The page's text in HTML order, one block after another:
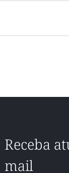
Receba
mail